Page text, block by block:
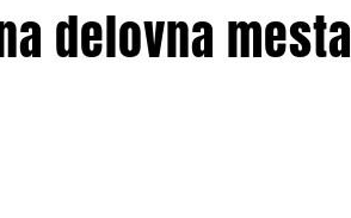
delovna mesta